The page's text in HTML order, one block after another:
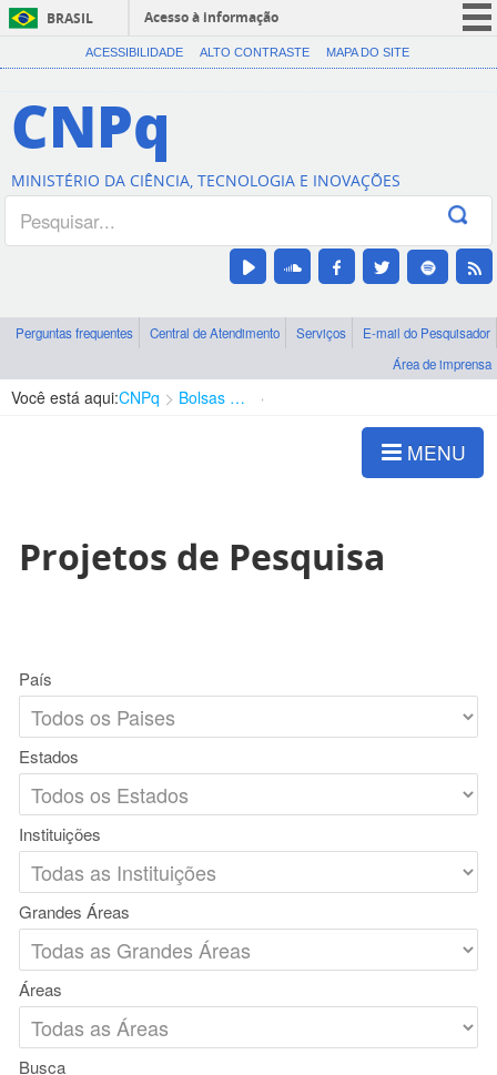
BRASIL
Acesso à informação
CORONAVÍRUS (COVID-19)
Canais
ACESSIBILIDADE ALTO CONTRASTE MAPA DO SITE
CNPq
MINISTÉRIO DA CIÊNCIA, TECNOLOGIA E INOVAÇÕES
Perguntas frequentes Central de Atendimento Serviços
E-mail do Pesquisador
Área de imprensa
Você está aqui:CNPq Bolsas e Auxílios Vigentes
MENU
Projetos de Pesquisa
País
Estados
Instituições
Grandes Áreas
Áreas
Busca